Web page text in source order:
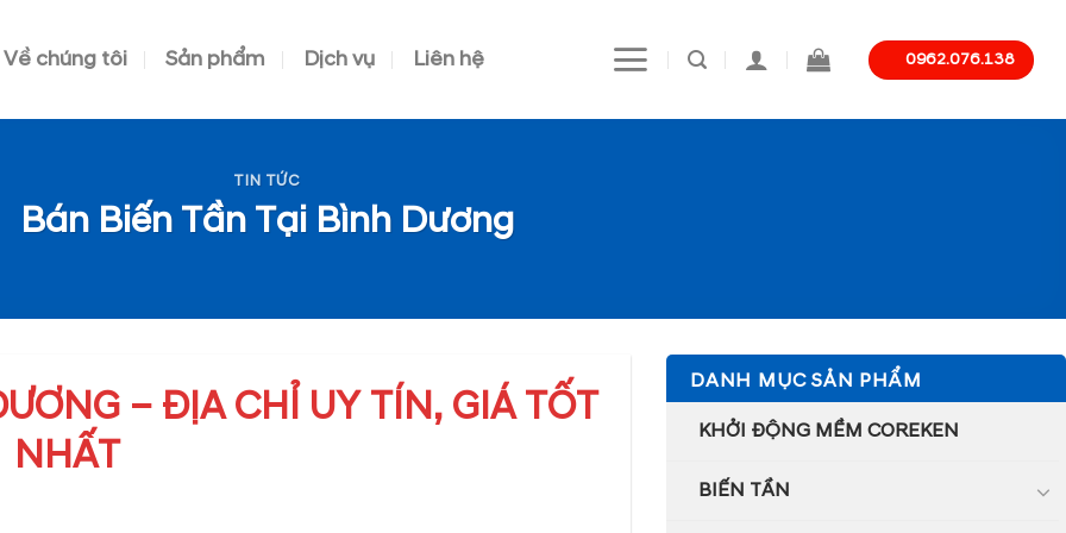
Về chúng tôi Sản phẩm Dịch vụ Liên hệ 0962.076.138
TIN TỨC
Bán Biến Tần Tại Bình Dương
– ĐỊA CHỈ UY TÍN, GIÁ TỐT
NHẤT
DANH MỤC SẢN PHẨM
KHỞI ĐỘNG MỀM COREKEN
BIẾN TẦN